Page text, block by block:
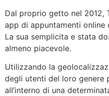
Dal proprio getto nel 2012,
app di appuntamenti online
La sua semplicita e stata
almeno piacevole.
Utilizzando la
degli utenti del loro genere
all’interno di una